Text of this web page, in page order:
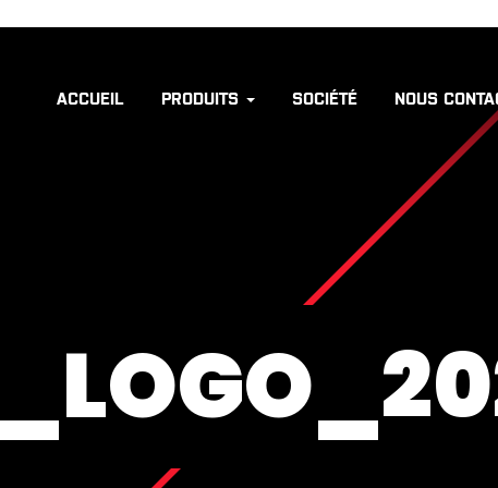
ACCUEIL PRODUITS SOCIÉTÉ NOUS